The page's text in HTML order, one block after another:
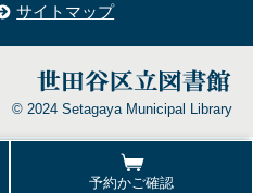
予約かご確認
サイトマップ
© 2024 Setagaya Municipal Library